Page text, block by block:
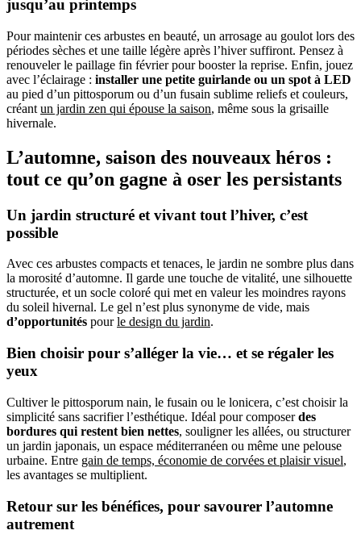
jusqu’au printemps
Pour maintenir ces arbustes en beauté, un arrosage au goulot lors des
périodes sèches et une taille légère après l’hiver suffiront. Pensez à
renouveler le paillage fin février pour booster la reprise. Enfin, jouez
avec l’éclairage : installer une petite guirlande ou un spot à LED
au pied d’un pittosporum ou d’un fusain sublime reliefs et couleurs,
créant un jardin zen qui épouse la saison, même sous la grisaille
hivernale.
L’automne, saison des nouveaux héros :
tout ce qu’on gagne à oser les persistants
Un jardin structuré et vivant tout l’hiver, c’est
possible
Avec ces arbustes compacts et tenaces, le jardin ne sombre plus dans
la morosité d’automne. Il garde une touche de vitalité, une silhouette
structurée, et un socle coloré qui met en valeur les moindres rayons
du soleil hivernal. Le gel n’est plus synonyme de vide, mais
d’opportunités pourle design du jardin.
Bien choisir pour s’alléger la vie… et se régaler les
yeux
Cultiver le pittosporum nain, le fusain ou le lonicera, c’est choisir la
simplicité sans sacrifier l’esthétique. Idéal pour composerdes
bordures qui restent bien nettes, souligner les allées, ou structurer
un jardin japonais, un espace méditerranéen ou même une pelouse
urbaine. Entre gain de temps, économie de corvées et plaisir visuel,
les avantages se multiplient.
Retour sur les bénéfices, pour savourer l’automne
autrement